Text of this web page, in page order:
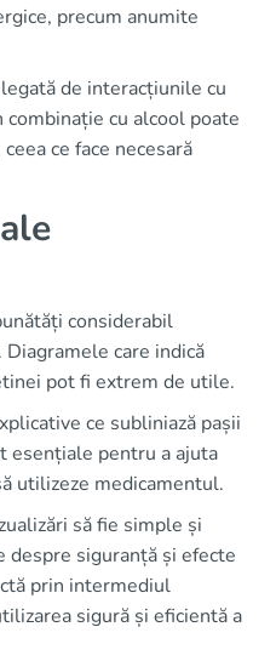
precum anumite
de interacțiunile cu
cu alcool poate
ce face necesară
considerabil
care indică
pot fi extrem de utile.
ce subliniază pașii
esențiale pentru a ajuta
utilizeze medicamentul.
să fie simple și
siguranță și efecte
prin intermediul
sigură și eficientă a